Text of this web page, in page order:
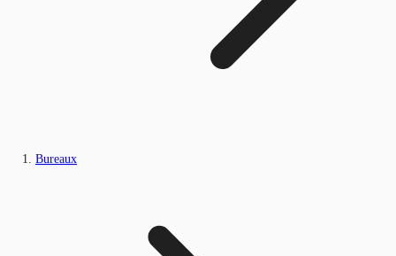
Bureaux